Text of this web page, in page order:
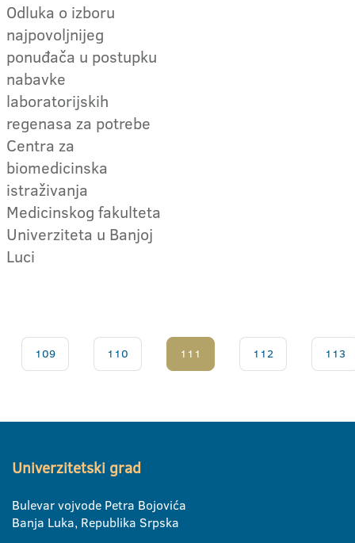
Odluka o izboru
najpovoljnijeg
ponuđača u postupku
nabavke
laboratorijskih
regenasa za potrebe
Centra za
biomedicinska
istraživanja
Medicinskog fakulteta
Univerziteta u Banjoj
Luci
109 110 111 112 113
Univerzitetski grad
Bulevar vojvode Petra Bojovića
Banja Luka, Republika Srpska